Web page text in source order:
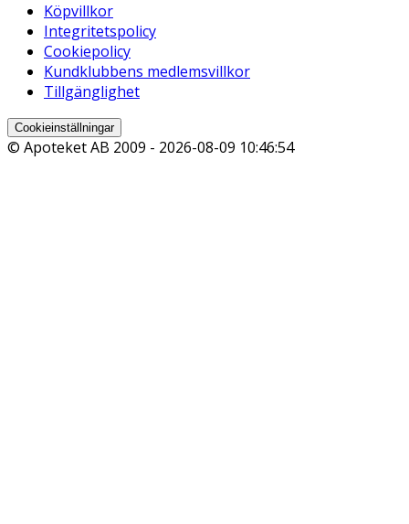
Köpvillkor
Integritetspolicy
Cookiepolicy
Kundklubbens medlemsvillkor
Tillgänglighet
Cookieinställningar
© Apoteket AB 2009 - 2026-08-09 10:46:54